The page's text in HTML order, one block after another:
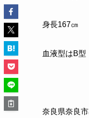
身長167㎝
血液型はB型
奈良県奈良